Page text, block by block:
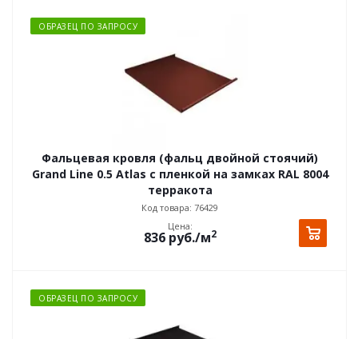
ОБРАЗЕЦ ПО ЗАПРОСУ
Фальцевая кровля (фальц двойной стоячий)
Grand Line 0.5 Atlas с пленкой на замках RAL 8004
терракота
Код товара: 76429
Цена:
836руб./м2
ОБРАЗЕЦ ПО ЗАПРОСУ